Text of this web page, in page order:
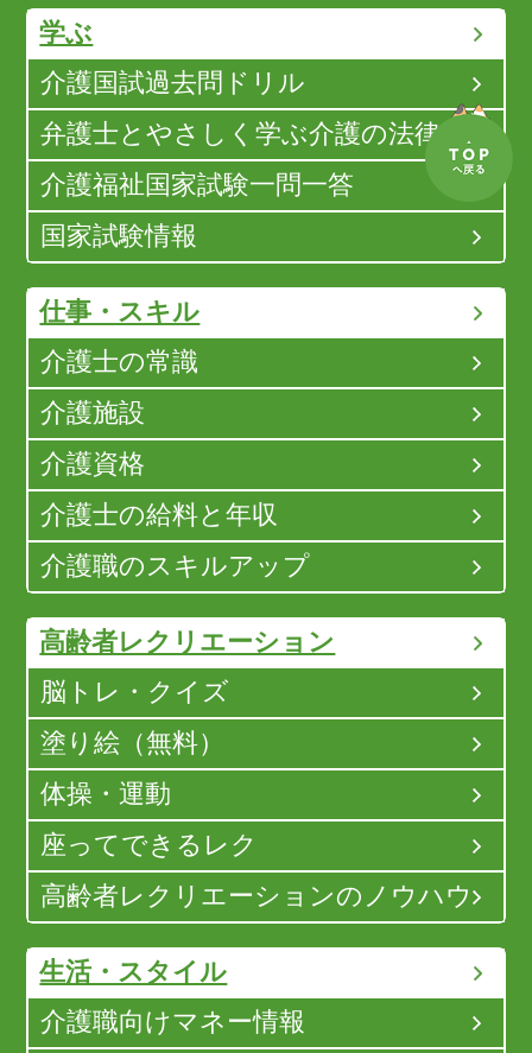
学ぶ
介護国試過去問ドリル
弁護士とやさしく学ぶ介護の法律
介護福祉国家試験一問一答
国家試験情報
仕事・スキル
介護士の常識
介護施設
介護資格
介護士の給料と年収
介護職のスキルアップ
高齢者レクリエーション
脳トレ・クイズ
塗り絵（無料）
体操・運動
座ってできるレク
高齢者レクリエーションのノウハウ
生活・スタイル
介護職向けマネー情報